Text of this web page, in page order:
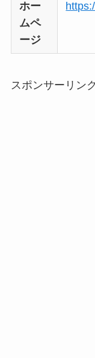
ホー
ムペ
ージ
スポンサーリンク